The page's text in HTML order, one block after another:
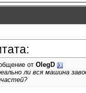
от OlegD
ли вся машина